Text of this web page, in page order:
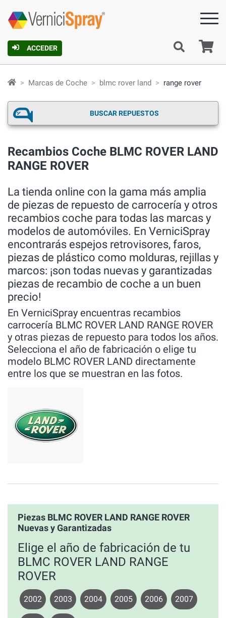
ACCEDER
Marcas de Coche blmc rover land range rover
BUSCAR REPUESTOS
Recambios Coche BLMC ROVER LAND
RANGE ROVER
La tienda online con la gama más amplia
de piezas de repuesto de carrocería y otros
recambios coche para todas las marcas y
modelos de automóviles. En VerniciSpray
encontrarás espejos retrovisores, faros,
piezas de plástico como molduras, rejillas y
marcos: ¡son todas nuevas y garantizadas
piezas de recambio de coche a un buen
precio!
En VerniciSpray encuentras recambios
carrocería BLMC ROVER LAND RANGE ROVER
y otras piezas de repuesto para todos los años.
Selecciona el año de fabricación o elige tu
modelo BLMC ROVER LAND directamente
entre los que se muestran en las fotos.
Piezas BLMC ROVER LAND RANGE ROVER
Nuevas y Garantizadas
Elige el año de fabricación de tu
BLMC ROVER LAND RANGE
ROVER
2002 2003 2004 2005 2006 2007